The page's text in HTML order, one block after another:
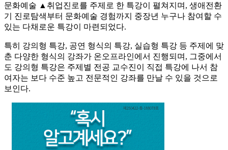
문화예술 ▲취업진로를 주제로 한 특강이 펼쳐지며, 생애전환
기 진로탐색부터 문화예술 경험까지 중장년 누구나 참여할 수
있는 다채로운 특강이 마련되었다.
특히 강의형 특강, 공연 형식의 특강, 실습형 특강 등 주제에 맞
춘 다양한 형식의 강좌가 온오프라인에서 진행되며, 그중에서
도 강의형 특강은 주제별 전공 교수진이 직접 특강에 나서 참
여자는 보다 수준 높고 전문적인 강좌를 만날 수 있을 것으로
보인다.